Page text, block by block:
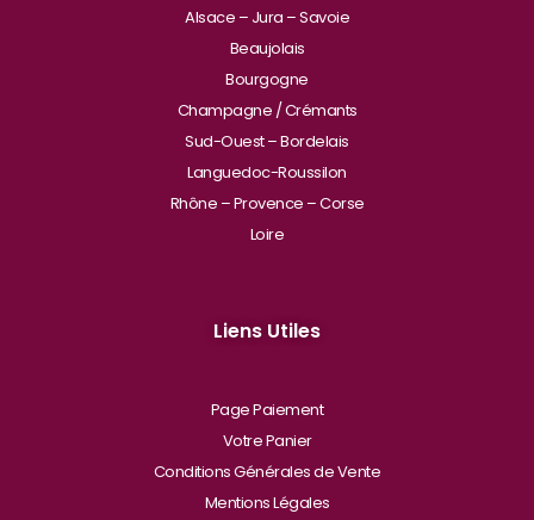
Alsace – Jura – Savoie
Beaujolais
Bourgogne
Champagne / Crémants
Sud-Ouest – Bordelais
Languedoc-Roussilon
Rhône – Provence – Corse
Loire
Liens Utiles
Page Paiement
Votre Panier
Conditions Générales de Vente
Mentions Légales